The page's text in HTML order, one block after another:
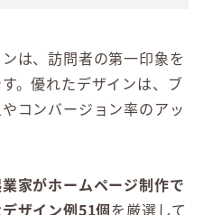
は、訪問者の第一印象を
。優れたデザインは、ブ
コンバージョン率のアッ
家がホームページ制作で
ザイン例51個を厳選して